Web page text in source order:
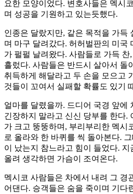
요한 모양이었다. 변호사들은 멕시
며 성공을 기원하고 있는듯했다.
인종은 달랐지만, 같은 목적을 가득
며 마구 달려갔다. 허허벌판의 미국
가 펄펄 날려왔다. 사람들로 가득 찬
흘렀다. 사람들은 반드시 살아서 돌
취득하게 해달라고 두 손을 모으고
것들이 꼬여서 실패할 확률도 있기
얼마를 달렸을까. 드디어 국경 앞에
긴장하지 말라고 신신 당부를 한다.
가 크고 뚱뚱하며, 부리부리한 멕시
로 올라와 한 바퀴를 씩 돌아본다.
이 났는지 참느라고 힘이 들었다. 지
올려 생각하면 가슴이 조여온다.
멕시코 사람들은 차에서 내려 그 경
어댄다. 승객들은 숨을 죽이며 기다